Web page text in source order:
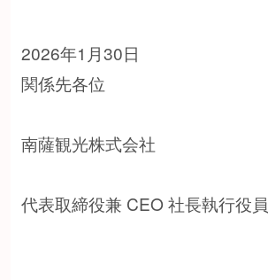
2026年1月30日
関係先各位
南薩観光株式会社
代表取締役兼 CEO 社長執行役員